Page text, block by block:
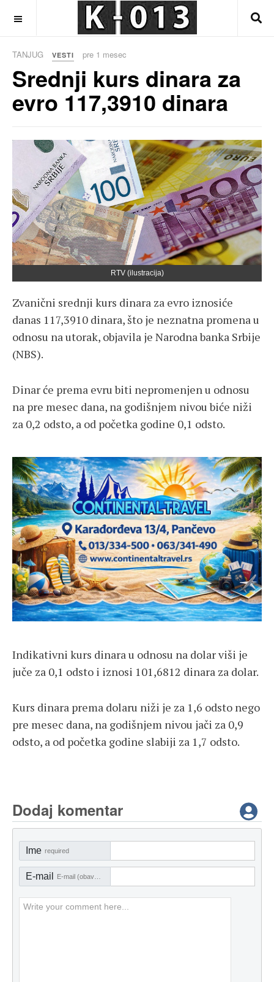
TANJUG VESTI pre 1 mesec
Srednji kurs dinara za
evro 117,3910 dinara
RTV (ilustracija)
Zvanični srednji kurs dinara za evro iznosiće
danas 117,3910 dinara, što je neznatna promena u
odnosu na utorak, objavila je Narodna banka Srbije
(NBS).
Dinar će prema evru biti nepromenjen u odnosu
na pre mesec dana, na godišnjem nivou biće niži
za 0,2 odsto, a od početka godine 0,1 odsto.
Indikativni kurs dinara u odnosu na dolar viši je
juče za 0,1 odsto i iznosi 101,6812 dinara za dolar.
Kurs dinara prema dolaru niži je za 1,6 odsto nego
pre mesec dana, na godišnjem nivou jači za 0,9
odsto, a od početka godine slabiji za 1,7 odsto.
Dodaj komentar
Ime required
E-mail